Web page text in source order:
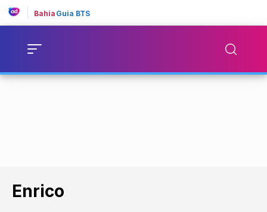
Bahia Guia BTS
Enrico